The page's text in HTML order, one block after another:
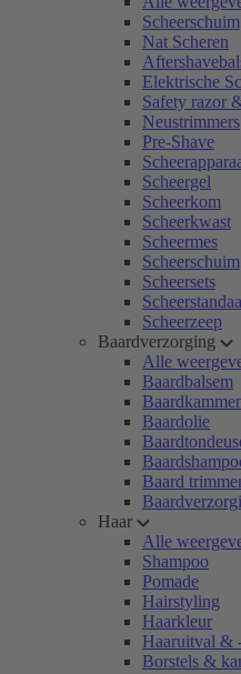
Scheerschuim
Nat Scheren
Elektrische
Safety razor
Neustrimmers
Pre-Shave
Scheergel
Scheerkom
Scheerkwast
Scheermes
Scheerschuim
Scheersets
Scheerzeep
Baardverzorging
Alle
Baardbalsem
Baardolie
Baard
Haar
Alle
Shampoo
Pomade
Hairstyling
Haarkleur
Haaruitval &
Borstels &